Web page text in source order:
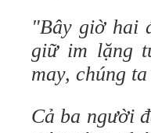
"Bây giờ hai
giữ im lặng
may, chúng
Cả ba người